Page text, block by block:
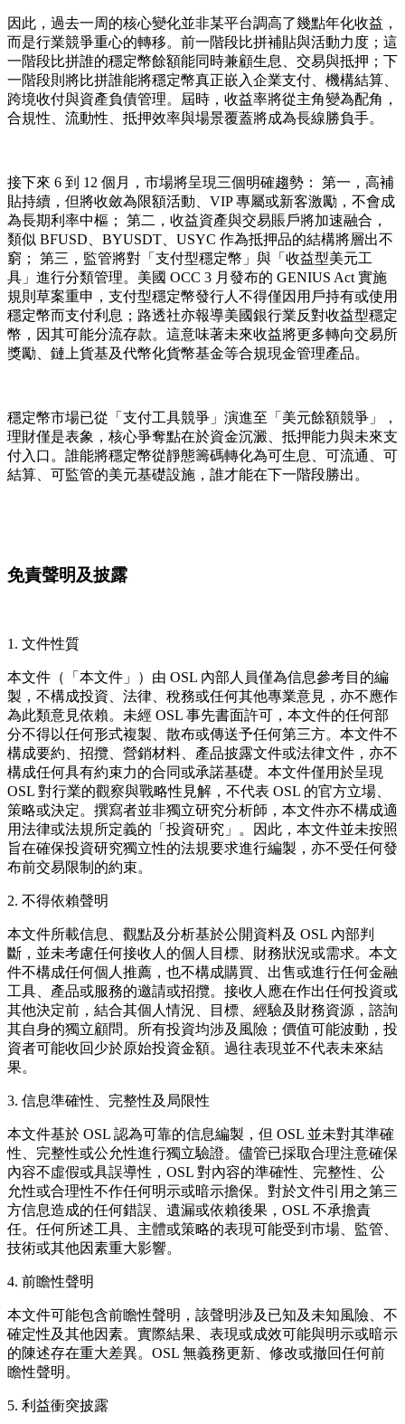
因此，過去一周的核心變化並非某平台調高了幾點年化收益，
而是行業競爭重心的轉移。前一階段比拼補貼與活動力度；這
一階段比拼誰的穩定幣餘額能同時兼顧生息、交易與抵押；下
一階段則將比拼誰能將穩定幣真正嵌入企業支付、機構結算、
跨境收付與資產負債管理。屆時，收益率將從主角變為配角，
合規性、流動性、抵押效率與場景覆蓋將成為長線勝負手。
接下來 6 到 12 個月，市場將呈現三個明確趨勢： 第一，高補
貼持續，但將收斂為限額活動、VIP 專屬或新客激勵，不會成
為長期利率中樞； 第二，收益資產與交易賬戶將加速融合，
類似 BFUSD、BYUSDT、USYC 作為抵押品的結構將層出不
窮； 第三，監管將對「支付型穩定幣」與「收益型美元工
具」進行分類管理。美國 OCC 3 月發布的 GENIUS Act 實施
規則草案重申，支付型穩定幣發行人不得僅因用戶持有或使用
穩定幣而支付利息；路透社亦報導美國銀行業反對收益型穩定
幣，因其可能分流存款。這意味著未來收益將更多轉向交易所
獎勵、鏈上貨基及代幣化貨幣基金等合規現金管理產品。
穩定幣市場已從「支付工具競爭」演進至「美元餘額競爭」，
理財僅是表象，核心爭奪點在於資金沉澱、抵押能力與未來支
付入口。誰能將穩定幣從靜態籌碼轉化為可生息、可流通、可
結算、可監管的美元基礎設施，誰才能在下一階段勝出。
免責聲明及披露
1. 文件性質
本文件（「本文件」）由 OSL 內部人員僅為信息參考目的編
製，不構成投資、法律、稅務或任何其他專業意見，亦不應作
為此類意見依賴。未經 OSL 事先書面許可，本文件的任何部
分不得以任何形式複製、散布或傳送予任何第三方。本文件不
構成要約、招攬、營銷材料、產品披露文件或法律文件，亦不
構成任何具有約束力的合同或承諾基礎。本文件僅用於呈現
OSL 對行業的觀察與戰略性見解，不代表 OSL 的官方立場、
策略或決定。撰寫者並非獨立研究分析師，本文件亦不構成適
用法律或法規所定義的「投資研究」。因此，本文件並未按照
旨在確保投資研究獨立性的法規要求進行編製，亦不受任何發
布前交易限制的約束。
2. 不得依賴聲明
本文件所載信息、觀點及分析基於公開資料及 OSL 內部判
斷，並未考慮任何接收人的個人目標、財務狀況或需求。本文
件不構成任何個人推薦，也不構成購買、出售或進行任何金融
工具、產品或服務的邀請或招攬。接收人應在作出任何投資或
其他決定前，結合其個人情況、目標、經驗及財務資源，諮詢
其自身的獨立顧問。所有投資均涉及風險；價值可能波動，投
資者可能收回少於原始投資金額。過往表現並不代表未來結
果。
3. 信息準確性、完整性及局限性
本文件基於 OSL 認為可靠的信息編製，但 OSL 並未對其準確
性、完整性或公允性進行獨立驗證。儘管已採取合理注意確保
內容不虛假或具誤導性，OSL 對內容的準確性、完整性、公
允性或合理性不作任何明示或暗示擔保。對於文件引用之第三
方信息造成的任何錯誤、遺漏或依賴後果，OSL 不承擔責
任。任何所述工具、主體或策略的表現可能受到市場、監管、
技術或其他因素重大影響。
4. 前瞻性聲明
本文件可能包含前瞻性聲明，該聲明涉及已知及未知風險、不
確定性及其他因素。實際結果、表現或成效可能與明示或暗示
的陳述存在重大差異。OSL 無義務更新、修改或撤回任何前
瞻性聲明。
5. 利益衝突披露